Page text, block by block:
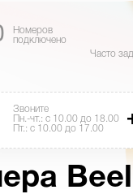
Номеров
подключено
Часто
Звоните
Пн.-чт.: с 10.00 до 18.00
Пт.: с 10.00 до 17.00